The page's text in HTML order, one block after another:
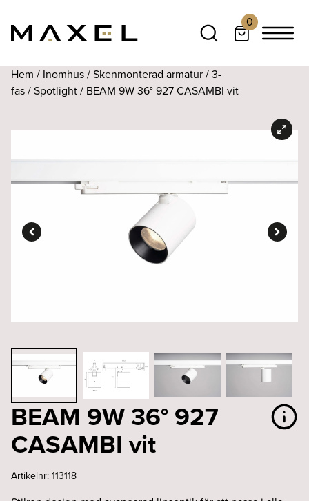
0
Hem / Inomhus/Skenmonterad armatur/3-
fas/Spotlight/ BEAM 9W 36° 927 CASAMBI vit
BEAM 9W 36° 927
CASAMBI vit
Artikelnr:113118